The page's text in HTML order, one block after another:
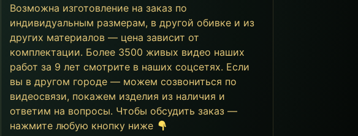
Возможна изготовление на заказ по
индивидуальным размерам, в другой обивке и из
других материалов — цена зависит от
комплектации. Более 3500 живых видео наших
работ за 9 лет смотрите в наших соцсетях. Если
вы в другом городе — можем созвониться по
видеосвязи, покажем изделия из наличия и
ответим на вопросы. Чтобы обсудить заказ —
нажмите любую кнопку ниже